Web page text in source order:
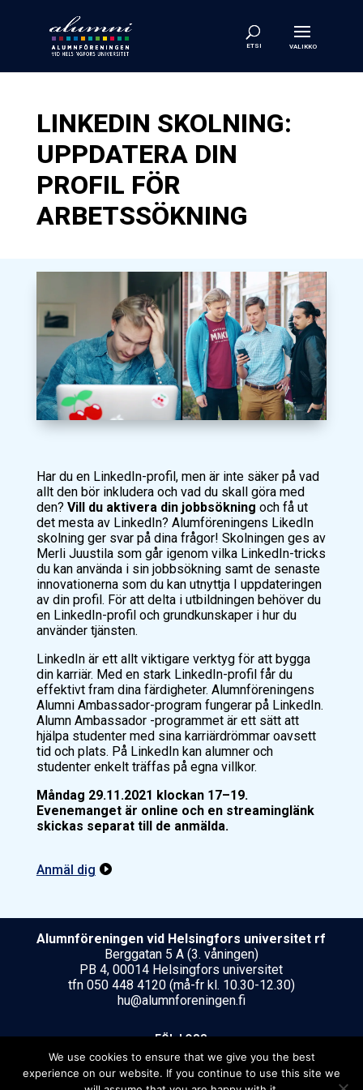
LINKEDIN SKOLNING:
UPPDATERA DIN
PROFIL FÖR
ARBETSSÖKNING
Har du en LinkedIn-profil, men är inte säker på vad
allt den bör inkludera och vad du skall göra med
den? Vill du aktivera din jobbsökning och få ut
det mesta av LinkedIn? Alumföreningens LikedIn
skolning ger svar på dina frågor! Skolningen ges av
Merli Juustila som går igenom vilka LinkedIn-tricks
du kan använda i sin jobbsökning samt de senaste
innovationerna som du kan utnyttja I uppdateringen
av din profil. För att delta i utbildningen behöver du
en LinkedIn-profil och grundkunskaper i hur du
använder tjänsten.
LinkedIn är ett allt viktigare verktyg för att bygga
din karriär. Med en stark LinkedIn-profil får du
effektivt fram dina färdigheter. Alumnföreningens
Alumni Ambassador-program fungerar på LinkedIn.
Alumn Ambassador -programmet är ett sätt att
hjälpa studenter med sina karriärdrömmar oavsett
tid och plats. På LinkedIn kan alumner och
studenter enkelt träffas på egna villkor.
Måndag 29.11.2021 klockan 17–19.
Evenemanget är online och en streaminglänk
skickas separat till de anmälda.
Anmäl dig 
Alumnföreningen vid Helsing­fors uni­ver­si­tet rf
Berggatan 5 A (3. våningen)
PB 4, 00014 Helsingfors universitet
tfn 050 448 4120 (må-fr kl. 10.30-12.30)
hu@alumnforeningen.fi
FÖLJ OSS
We use cookies to ensure that we give you the best
experience on our website. If you continue to use this site we